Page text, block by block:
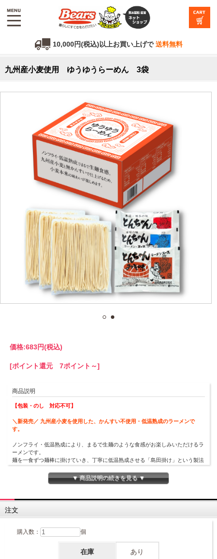
10,000円(税込)以上お買い上げで送料無料
九州産小麦使用 ゆうゆうらーめん 3袋
価格:683円(税込)
[ポイント還元 7ポイント～]
商品説明
【包装・のし 対応不可】
＼新発売／ 九州産小麦を使用した、かんすい不使用・低温熟成のラーメンで
す。
ノンフライ・低温熟成により、まるで生麺のような食感がお楽しみいただけるラ
ーメンです。
麺を一食ずつ麺棒に掛けていき、丁寧に低温熟成させる「島田掛け」という製法
麺は棒に掛けられたまま乾燥しますので、U字型のような独特なかたちをしてい
るのが特徴です。
「とんこつ」、「しょうゆ」、「みそ」の3種類のスープが1食分ずつ付いていま
す。
《ゆで時間の目安》 3分
▼ 商品説明の続きを見る ▼
注文
購入数： 個
在庫 あり